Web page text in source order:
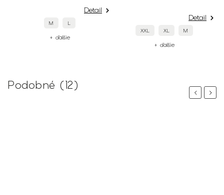
Detail
M L
+ ďalšie
Detail
XXL XL M
+ ďalšie
Podobné (12)
PreviousNext